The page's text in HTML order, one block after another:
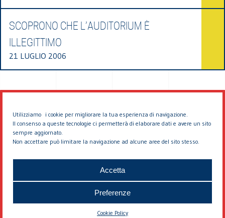
Utilizziamo i cookie per migliorare la tua esperienza di navigazione.
Il consenso a queste tecnologie ci permetterà di elaborare dati e avere un sito
sempre aggiornato.
Non accettare può limitare la navigazione ad alcune aree del sito stesso.
Accetta
Preferenze
Cookie Policy
SCOPRONO CHE L’AUDITORIUM È
ILLEGITTIMO
21 LUGLIO 2006
© 2026 EDDYBURG